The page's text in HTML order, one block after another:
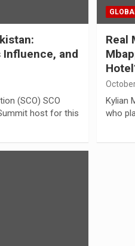
Influence, and
(SCO) SCO
host for this
Real
Kylian
who